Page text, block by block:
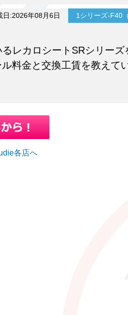
日:2026年08月6日 1シリーズ-F40
レカロシートSRシリーズ
料金と交換工賃を教えて
各店へ